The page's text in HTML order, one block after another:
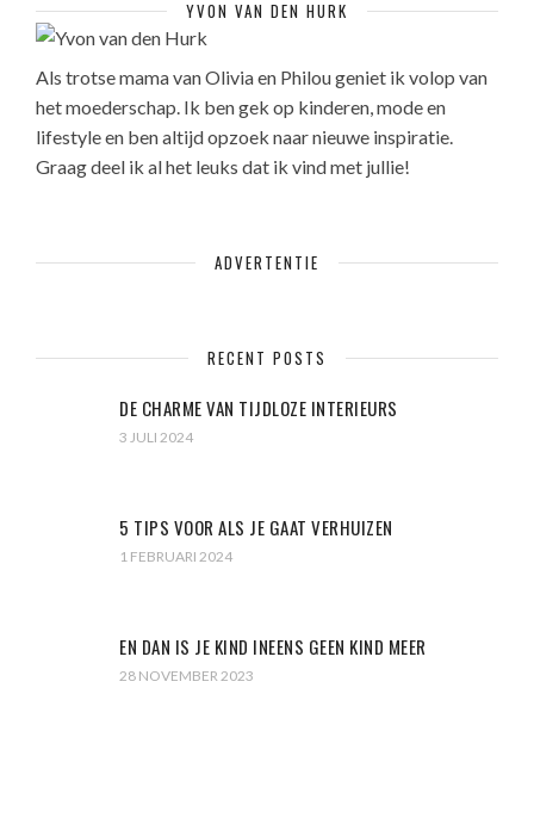
YVON VAN DEN HURK
Als trotse mama van Olivia en Philou geniet ik volop van
het moederschap. Ik ben gek op kinderen, mode en
lifestyle en ben altijd opzoek naar nieuwe inspiratie.
Graag deel ik al het leuks dat ik vind met jullie!
ADVERTENTIE
RECENT POSTS
DE CHARME VAN TIJDLOZE INTERIEURS
3 JULI 2024
5 TIPS VOOR ALS JE GAAT VERHUIZEN
1 FEBRUARI 2024
EN DAN IS JE KIND INEENS GEEN KIND MEER
28 NOVEMBER 2023